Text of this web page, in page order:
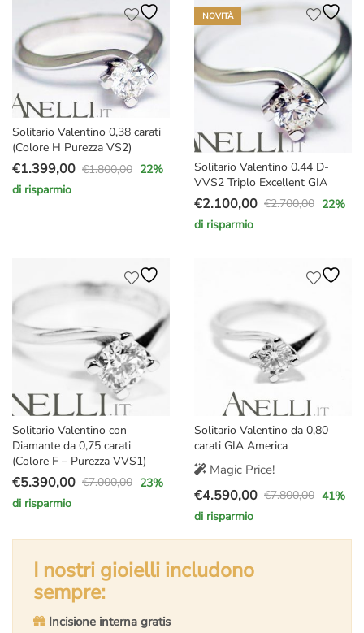
€3.170,00.
€2.097,00.
era:
€2.100,00.
è:
€1.629,00.
Solitario Valentino 0,38 carati
(Colore H Purezza VS2)
€1.800,00
Il
prezzo
€1.399,00
Il
prezzo
22%
di risparmio
NOVITÀ
Solitario Valentino 0.44 D-
VVS2 Triplo Excellent GIA
€2.700,00
Il
prezzo
€2.100,00
Il
prezzo
22%
di risparmio
Solitario Valentino con
Diamante da 0,75 carati
(Colore F – Purezza VVS1)
€7.000,00
Il
prezzo
€7.000,00.
€5.390,00
Il
prezzo
€5.390,00.
23%
di risparmio
Solitario Valentino da 0,80
carati GIA America
Magic Price!
€7.800,00
Il
prezzo
originale
era:
€4.590,00
Il
prezzo
attuale
è:
41%
di risparmio
I nostri gioielli includono
sempre:
Incisione interna gratis